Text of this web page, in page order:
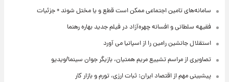
سامانه‌های تامین اجتماعی ممکن است قطع و یا مختل شوند + جزئیات
فقیهه سلطانی و افسانه چهره‌آزاد در فیلم جدید بهاره رهنما
استقلال جانشین رامین را از اسپانیا می آورد
تصاویری از مراسم تشییع مریم همتیان، بازیگر جوان سینما/ویدیو
پیشبینی مهم از اقتصاد ایران: ثبات ارزی، تورم و بازار کار